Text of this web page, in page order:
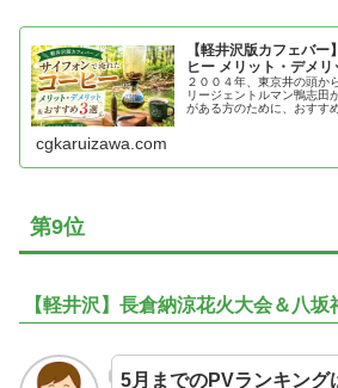
【軽井沢版カフェバ
ヒー メリット・デメ
２００４年、東京井の頭か
リージェントルマン鴨志田
がある方のために、おすす
cgkaruizawa.com
第9位
【軽井沢】長倉納涼花火大会＆八坂
5月までのPVランキング